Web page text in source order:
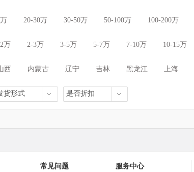
20-30万 30-50万 50-100万 100-200万
万 2-3万 3-5万 5-7万 7-10万 10-15万
西 内蒙古 辽宁 吉林 黑龙江 上海
西 海南 重庆 四川 贵州
货形式 是否折扣
常见问题 服务中心